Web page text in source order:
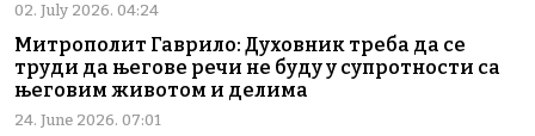
02. July 2026. 04:24
Митрополит Гаврило: Духовник треба да се
труди да његове речи не буду у супротности са
његовим животом и делима
24. June 2026. 07:01